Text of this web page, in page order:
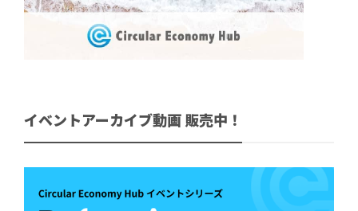
イベントアーカイブ動画 販売中！